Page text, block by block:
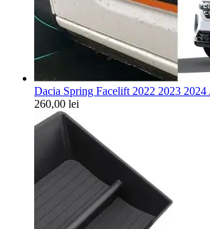
Dacia Spring Facelift 2022 2023 2024
260,00 lei